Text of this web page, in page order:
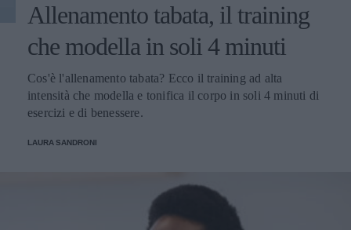
Allenamento tabata, il training
che modella in soli 4 minuti
Cos'è l'allenamento tabata? Ecco il training ad alta
intensità che modella e tonifica il corpo in soli 4 minuti di
esercizi e di benessere.
LAURA SANDRONI